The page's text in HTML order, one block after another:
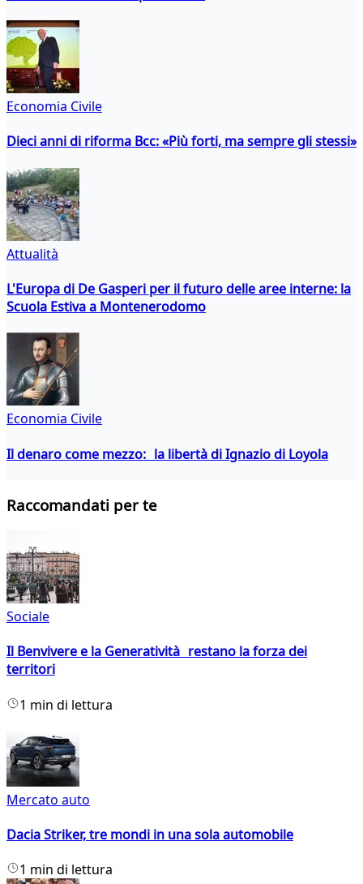
Economia Civile
Dieci anni di riforma Bcc: «Più forti, ma sempre gli stessi»
Attualità
L'Europa di De Gasperi per il futuro delle aree interne: la
Scuola Estiva a Montenerodomo
Economia Civile
Il denaro come mezzo: la libertà di Ignazio di Loyola
Raccomandati per te
Sociale
Il Benvivere e la Generatività restano la forza dei
territori
1 min di lettura
Mercato auto
Dacia Striker, tre mondi in una sola automobile
1 min di lettura